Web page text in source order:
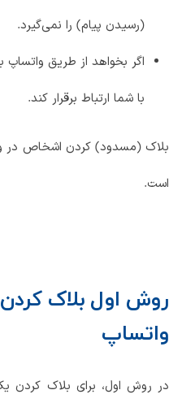
(رسیدن پیام) را نمی‌گیرد.
اگر بخواهد از طریق واتساپ
با شما ارتباط برقرار کند.
است.
روش اول بلاک
واتساپ
در روش اول، برای بلاک کردن